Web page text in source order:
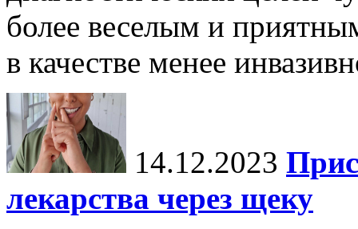
более веселым и
в качестве менее
14.12.2023
лекарства через щеку